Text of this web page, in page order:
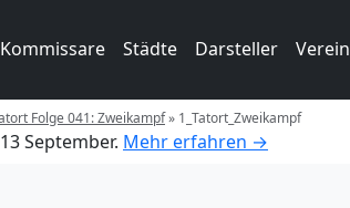
Kommissare Städte Darsteller Verein
Folge 041: Zweikampf» 1_Tatort_Zweikampf
September. Mehr erfahren →